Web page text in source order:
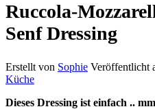
Ruccola-
Senf Dressing
Erstellt von Sophie Veröffentlicht
Küche
Dieses Dressing ist einfach ..